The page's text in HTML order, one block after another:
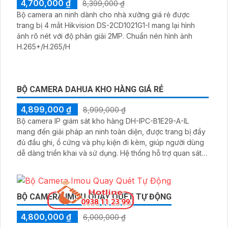
BỘ CAMERA GIÁM SÁT NHÀ XƯỞNG GIÁ RẺ
4,700,000 ₫
8,399,000 ₫
Bộ camera an ninh dành cho nhà xưởng giá rẻ được
ảnh rõ nét với độ phân giải 2MP. Chuẩn nén hình ảnh
H.265+/H.265/H